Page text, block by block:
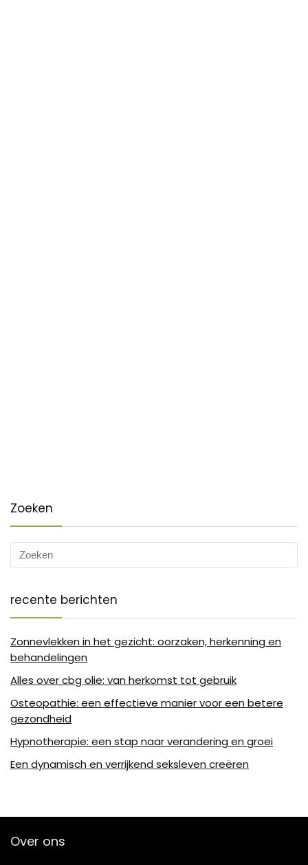
Zoeken
recente berichten
Zonnevlekken in het gezicht: oorzaken, herkenning en
behandelingen
Alles over cbg olie: van herkomst tot gebruik
Osteopathie: een effectieve manier voor een betere
gezondheid
Hypnotherapie: een stap naar verandering en groei
Een dynamisch en verrijkend seksleven creëren
Over ons